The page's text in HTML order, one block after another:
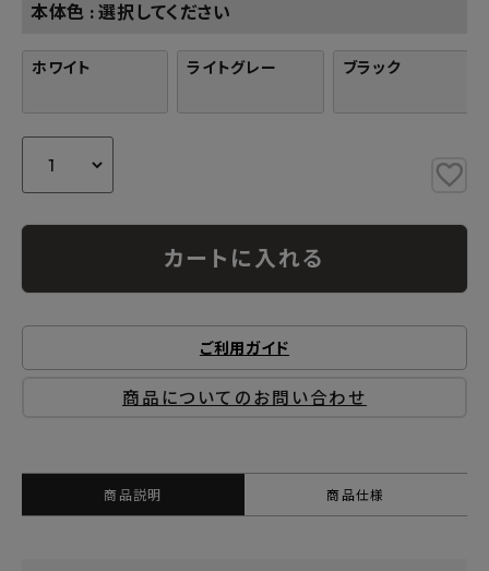
本体色 選択してください
ホワイト ライトグレー ブラック
カートに入れる
ご利用ガイド
商品についてのお問い合わせ
商品説明 商品仕様